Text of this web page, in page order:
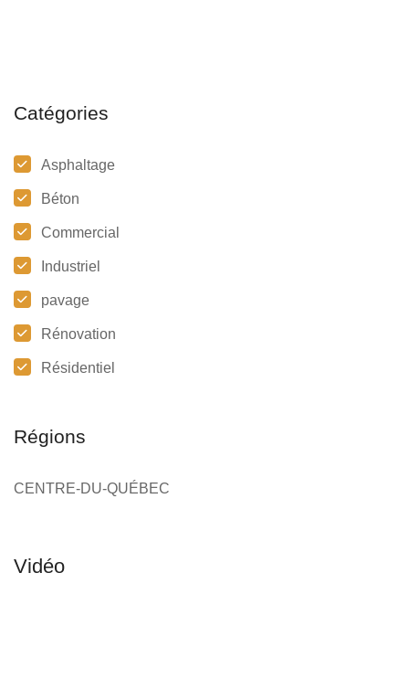
Catégories
Asphaltage
Béton
Commercial
Industriel
pavage
Rénovation
Résidentiel
Régions
CENTRE-DU-QUÉBEC